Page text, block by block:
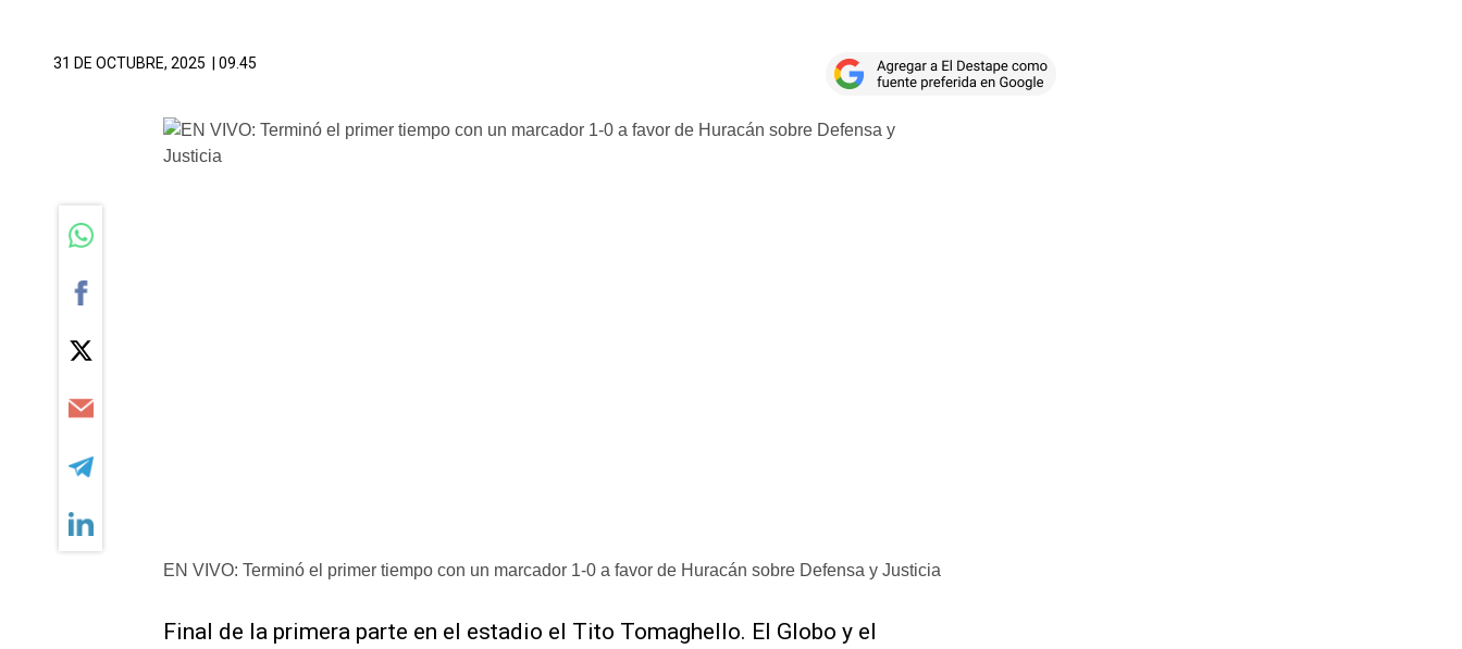
31 DE OCTUBRE, 2025 | 09.45
EN VIVO: Terminó el primer tiempo con un marcador 1-0 a favor de Huracán sobre Defensa y Justicia
Final de la primera parte en el estadio el Tito Tomaghello. El Globo y el